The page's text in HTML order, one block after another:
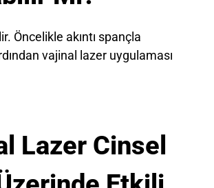
Öncelikle akıntı spançla
vajinal lazer uygulaması
Lazer Cinsel